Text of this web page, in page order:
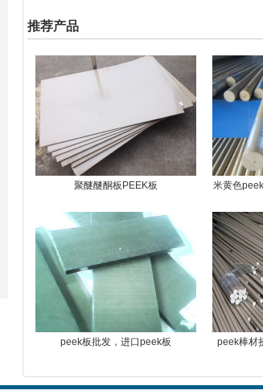
推荐产品
聚醚醚酮板PEEK板
米黄色
peek板批发，进口peek板
peek棒材